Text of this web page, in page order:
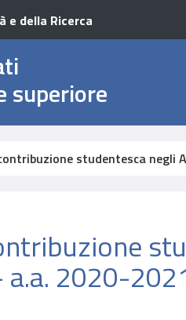
e della Ricerca
superiore
studentesca
2020-